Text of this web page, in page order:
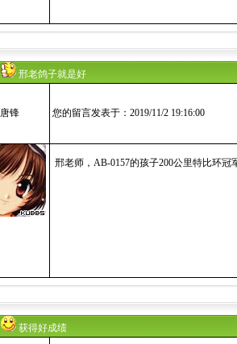
邢老鸽子就是好
唐锋 您的留言发表于：2019/11/2 19:16:00
邢老师，AB-0157的孩子200公里特比环
获得好成绩